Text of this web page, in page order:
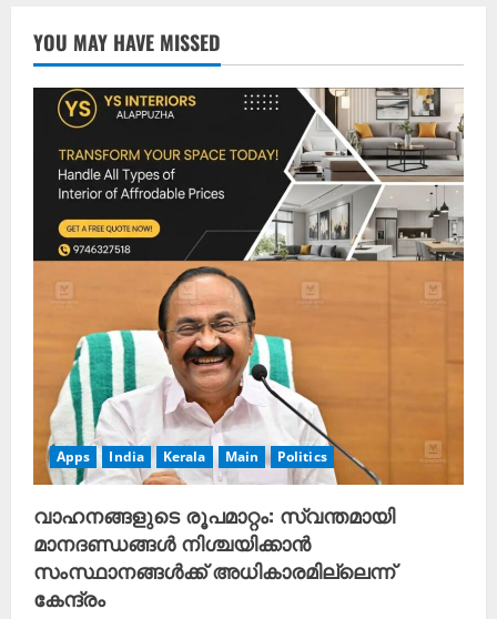
YOU MAY HAVE MISSED
Apps India Kerala Main Politics
വാഹനങ്ങളുടെ രൂപമാറ്റം: സ്വന്തമായി
മാനദണ്ഡങ്ങൾ നിശ്ചയിക്കാൻ
സംസ്ഥാനങ്ങൾക്ക് അധികാരമില്ലെന്ന്
കേന്ദ്രം